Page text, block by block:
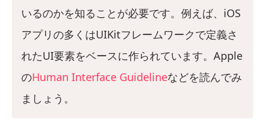
いるのかを知ることが必要です。例えば、iOS
アプリの多くはUIKitフレームワークで定義さ
れたUI要素をベースに作られています。Apple
のHuman Interface Guidelineなどを読んでみ
ましょう。